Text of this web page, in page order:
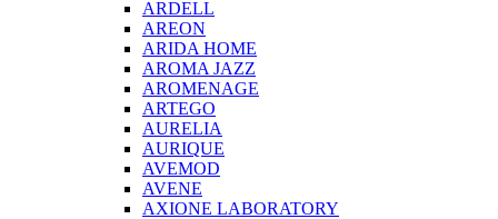
ARDELL
AREON
ARIDA HOME
AROMA JAZZ
AROMENAGE
ARTEGO
AURELIA
AURIQUE
AVEMOD
AVENE
AXIONE LABORATORY